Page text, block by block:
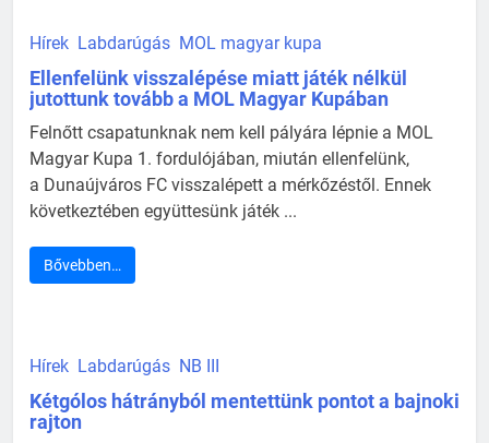
Hírek Labdarúgás MOL magyar kupa
Ellenfelünk visszalépése miatt játék nélkül
jutottunk tovább a MOL Magyar Kupában
Felnőtt csapatunknak nem kell pályára lépnie a MOL
Magyar Kupa 1. fordulójában, miután ellenfelünk,
a Dunaújváros FC visszalépett a mérkőzéstől. Ennek
következtében együttesünk játék ...
Bővebben…
Hírek Labdarúgás NB III
Kétgólos hátrányból mentettünk pontot a bajnoki
rajton